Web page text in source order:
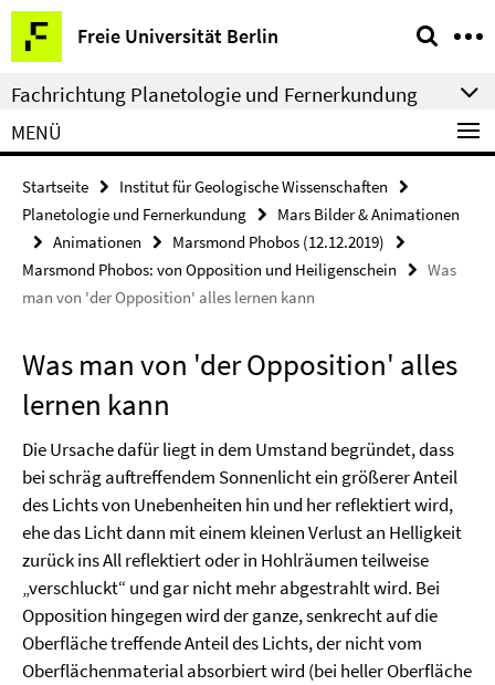
Springe
direkt
zu
Inhalt
Freie Universität Berlin
Service-
Navigation
Fachrichtung Planetologie und Fernerkundung
MENÜ
Startseite
Institut für Geologische Wissenschaften
Planetologie und Fernerkundung
Mars Bilder & Animationen
Animationen
Marsmond Phobos (12.12.2019)
Marsmond Phobos: von Opposition und Heiligenschein
Was
man von 'der Opposition' alles lernen kann
Was man von 'der Opposition' alles
lernen kann
Die Ursache dafür liegt in dem Umstand begründet, dass
bei schräg auftreffendem Sonnenlicht ein größerer Anteil
des Lichts von Unebenheiten hin und her reflektiert wird,
ehe das Licht dann mit einem kleinen Verlust an Helligkeit
zurück ins All reflektiert oder in Hohlräumen teilweise
„verschluckt“ und gar nicht mehr abgestrahlt wird. Bei
Opposition hingegen wird der ganze, senkrecht auf die
Oberfläche treffende Anteil des Lichts, der nicht vom
Oberflächenmaterial absorbiert wird (bei heller Oberfläche